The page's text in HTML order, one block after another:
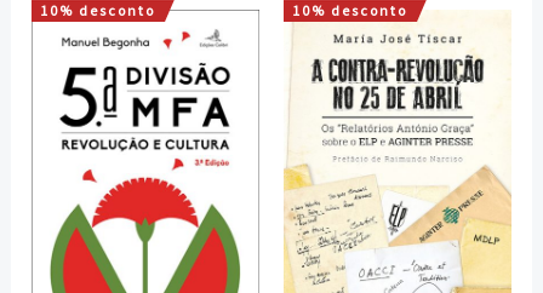
10% desconto
O
preço
original
era:
16,00 €.
O
preço
atual
é:
14,40 €.
10% desconto
O
preço
original
era:
17,00 €.
O
preço
atual
é:
15,30 €.